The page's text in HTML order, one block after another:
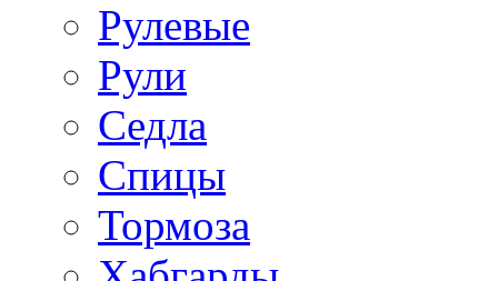
Рулевые
Рули
Седла
Спицы
Тормоза